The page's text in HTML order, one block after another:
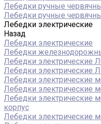
Лебедки ручные
Лебедки ручные
Лебедки электрические
Назад
Лебедки электрические
Лебедки
Лебедки электрические
Лебедки электрические
Лебедки электрические
Лебедки электрические
Лебедки электрические
корпус
Лебедки электрические